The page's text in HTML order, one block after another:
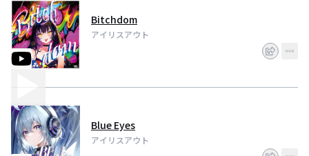
Bitchdom
アイリスアウト
Blue Eyes
アイリスアウト